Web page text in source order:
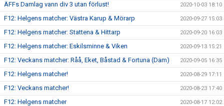
ÄFFs Damlag vann div 3 utan förlust! 2020-10-03 18:10
F12: Helgens matcher: Västra Karup & Mörarp 2020-09-27 15:03
F12: Helgens matcher: Stattena & Hittarp 2020-09-20 16:03
F12: Helgens matcher: Eskilsminne & Viken 2020-09-13 15:21
F12: Veckans matcher: Råå, Eket, Båstad & Fortuna (Dam) 2020-09-05 16:35
F12: Helgens matcher! 2020-08-29 17:11
F12: Veckans matcher! 2020-08-23 17:40
F12: Helgens matcher 2020-08-17 12:02